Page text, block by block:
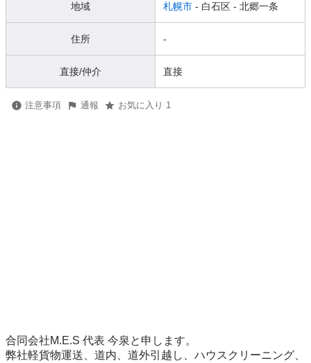
地域 札幌市 - 白石区 - 北郷一条
住所 -
直接/仲介 直接
注意事項 通報 お気に入り 1
合同会社M.E.S 代表 今泉と申します。
弊社軽貨物運送、道内、道外引越し、ハウスクリーニング、